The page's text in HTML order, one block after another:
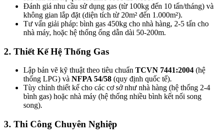
Đánh giá nhu cầu sử dụng gas (từ 100kg đến 10 tấn/tháng) và
không gian lắp đặt (diện tích từ 20m² đến 1.000m²).
Tư vấn giải pháp: bình gas 450kg cho nhà hàng, 2-5 tấn cho
nhà máy, hoặc hệ thống ống dẫn dài 50-200m.
2. Thiết Kế Hệ Thống Gas
Lập bản vẽ kỹ thuật theo tiêu chuẩn TCVN 7441:2004 (hệ
thống LPG) và NFPA 54/58 (quy định quốc tế).
Tùy chỉnh thiết kế cho các cơ sở như nhà hàng (hệ thống 2-4
bình gas) hoặc nhà máy (hệ thống nhiều bình kết nối song
song).
3. Thi Công Chuyên Nghiệp